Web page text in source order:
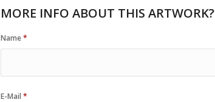
MORE INFO ABOUT THIS ARTWORK?
Name*
E-Mail*